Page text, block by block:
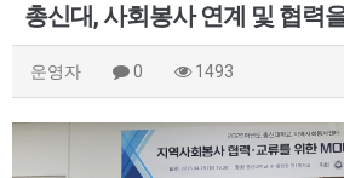
총신대, 사회봉사 연계 및 협력
운영자 0 1493